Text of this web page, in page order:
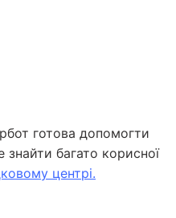
готова допомогти
багато корисної
центрі.